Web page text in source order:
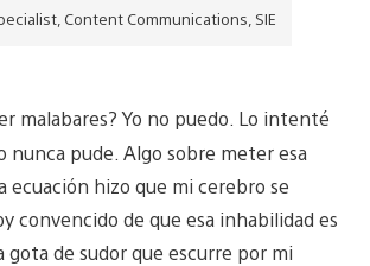
Content Communications, SIE
malabares? Yo no puedo. Lo intenté
nunca pude. Algo sobre meter esa
ecuación hizo que mi cerebro se
convencido de que esa inhabilidad es
gota de sudor que escurre por mi